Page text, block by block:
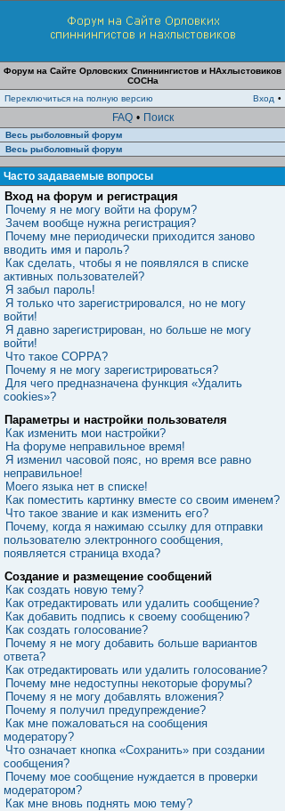
Форум на Сайте Орловских Спиннингистов и НАхлыстовиков
СОСНа
Переключиться на полную версию
Вход •
FAQ • Поиск
Весь рыболовный форум
Весь рыболовный форум
Часто задаваемые вопросы
Вход на форум и регистрация
Почему я не могу войти на форум?
Зачем вообще нужна регистрация?
Почему мне периодически приходится заново
вводить имя и пароль?
Как сделать, чтобы я не появлялся в списке
активных пользователей?
Я забыл пароль!
Я только что зарегистрировался, но не могу
войти!
Я давно зарегистрирован, но больше не могу
войти!
Что такое COPPA?
Почему я не могу зарегистрироваться?
Для чего предназначена функция «Удалить
cookies»?
Параметры и настройки пользователя
Как изменить мои настройки?
На форуме неправильное время!
Я изменил часовой пояс, но время все равно
неправильное!
Моего языка нет в списке!
Как поместить картинку вместе со своим именем?
Что такое звание и как изменить его?
Почему, когда я нажимаю ссылку для отправки
пользователю электронного сообщения,
появляется страница входа?
Создание и размещение сообщений
Как создать новую тему?
Как отредактировать или удалить сообщение?
Как добавить подпись к своему сообщению?
Как создать голосование?
Почему я не могу добавить больше вариантов
ответа?
Как отредактировать или удалить голосование?
Почему мне недоступны некоторые форумы?
Почему я не могу добавлять вложения?
Почему я получил предупреждение?
Как мне пожаловаться на сообщения
модератору?
Что означает кнопка «Сохранить» при создании
сообщения?
Почему мое сообщение нуждается в проверки
модератором?
Как мне вновь поднять мою тему?